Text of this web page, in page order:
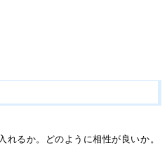
れるか。どのように相性が良いか。